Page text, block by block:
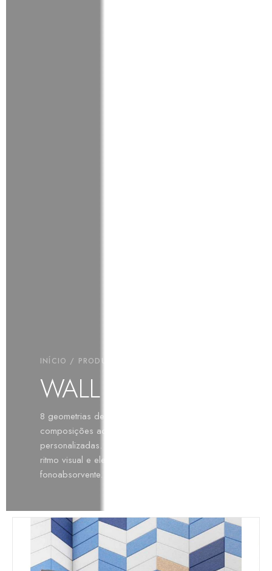
INÍCIO / PRODUTOS
WALL MIX
8 geometrias desenhadas para criar
composições acústicas dinâmicas e
personalizadas. Cada peça acrescenta textura,
ritmo visual e elevado desempenho
fonoabsorvente.